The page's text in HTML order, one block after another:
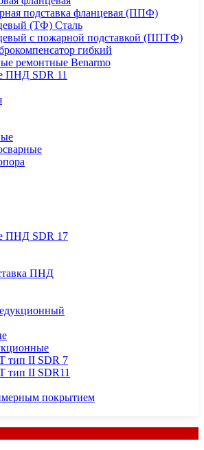
подставка фланцевая (ППФ)
(ТФ) Сталь
с пожарной подставкой (ППТФ)
гибкий
ремонтные Benarmo
ПНД SDR 11
ПНД SDR 17
ПНД
тип II SDR 7
тип II SDR11
покрытием